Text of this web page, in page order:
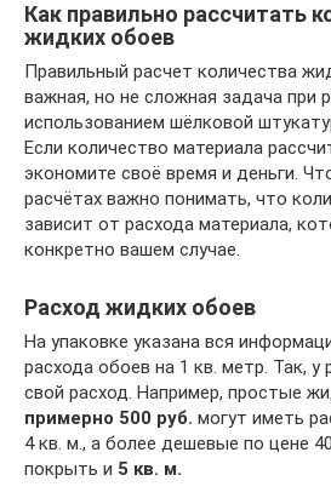
Как правильно рассчитать
жидких обоев
Правильный расчет количества
важная, но не сложная задача при
использованием шёлковой
Если количество материала
экономите своё время и деньги.
расчётах важно понимать, что
зависит от расхода материала,
конкретно вашем случае.
Расход жидких обоев
На упаковке указана вся
расхода обоев на 1 кв. метр. Так,
свой расход. Например, простые
примерно 500 руб. могут иметь
4 кв. м., а более дешевые по цене
покрыть и 5 кв. м.